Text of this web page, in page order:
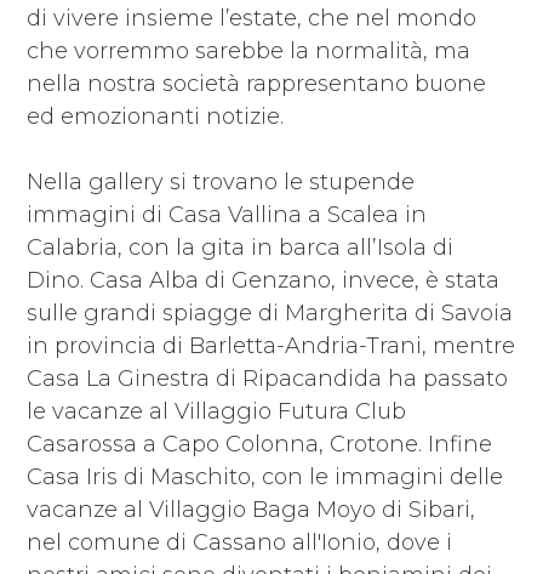
di vivere insieme l’estate, che nel mondo
che vorremmo sarebbe la normalità, ma
nella nostra società rappresentano buone
ed emozionanti notizie.
Nella gallery si trovano le stupende
immagini di Casa Vallina a Scalea in
Calabria, con la gita in barca all’Isola di
Dino. Casa Alba di Genzano, invece, è stata
sulle grandi spiagge di Margherita di Savoia
in provincia di Barletta-Andria-Trani, mentre
Casa La Ginestra di Ripacandida ha passato
le vacanze al Villaggio Futura Club
Casarossa a Capo Colonna, Crotone. Infine
Casa Iris di Maschito, con le immagini delle
vacanze al Villaggio Baga Moyo di Sibari,
nel comune di Cassano all'Ionio, dove i